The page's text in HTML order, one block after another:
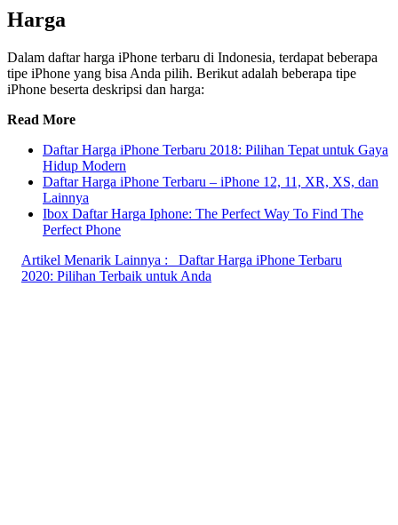
Harga
Dalam daftar harga iPhone terbaru di Indonesia, terdapat beberapa
tipe iPhone yang bisa Anda pilih. Berikut adalah beberapa tipe
iPhone beserta deskripsi dan harga:
Read More
Daftar Harga iPhone Terbaru 2018: Pilihan Tepat untuk Gaya
Hidup Modern
Daftar Harga iPhone Terbaru – iPhone 12, 11, XR, XS, dan
Lainnya
Ibox Daftar Harga Iphone: The Perfect Way To Find The
Perfect Phone
Artikel Menarik Lainnya :
Daftar Harga iPhone Terbaru
2020: Pilihan Terbaik untuk Anda